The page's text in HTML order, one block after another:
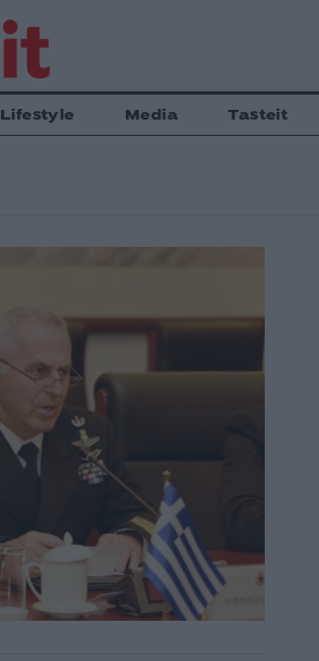
Lifestyle Media Tasteit